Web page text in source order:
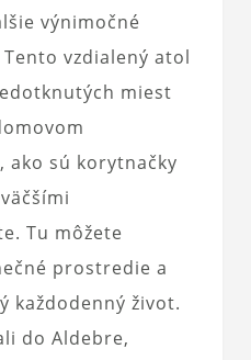
výnimočné
vzdialený atol
miest
ako sú korytnačky
Tu môžete
prostredie a
každodenný život.
do Aldebre,